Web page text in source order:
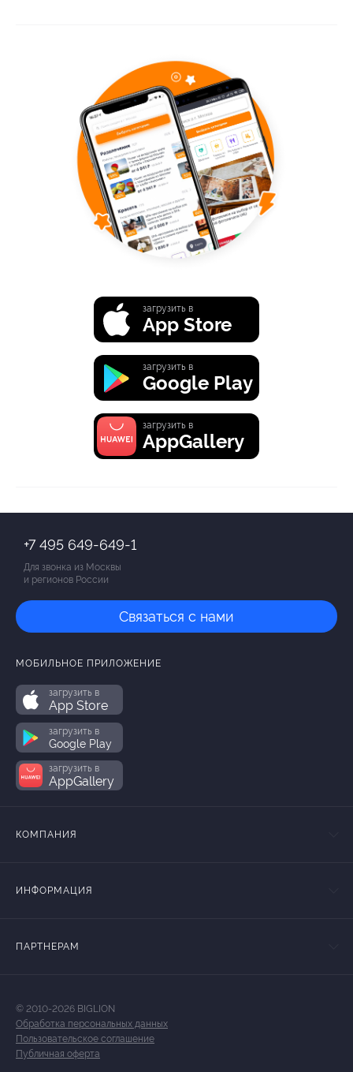
загрузить в
App Store
загрузить в
Google Play
загрузить в
AppGallery
+7 495 649-649-1
Для звонка из Москвы
и регионов России
Связаться с нами
МОБИЛЬНОЕ ПРИЛОЖЕНИЕ
загрузить в
App Store
загрузить в
Google Play
загрузить в
AppGallery
КОМПАНИЯ
ИНФОРМАЦИЯ
ПАРТНЕРАМ
© 2010-2026 BIGLION
Обработка персональных данных
Пользовательское соглашение
Публичная оферта